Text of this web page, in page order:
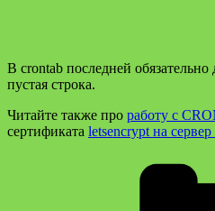
В crontab последней
пустая строка.
Читайте также про работу с
сертификата letsencrypt на